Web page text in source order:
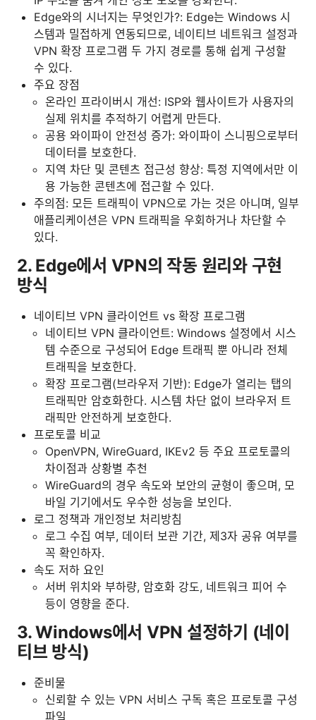
Edge와의 시너지는 무엇인가?: Edge는 Windows 시
스템과 밀접하게 연동되므로, 네이티브 네트워크 설정과
VPN 확장 프로그램 두 가지 경로를 통해 쉽게 구성할
수 있다.
주요 장점
온라인 프라이버시 개선: ISP와 웹사이트가 사용자의
실제 위치를 추적하기 어렵게 만든다.
공용 와이파이 안전성 증가: 와이파이 스니핑으로부터
데이터를 보호한다.
지역 차단 및 콘텐츠 접근성 향상: 특정 지역에서만 이
용 가능한 콘텐츠에 접근할 수 있다.
주의점: 모든 트래픽이 VPN으로 가는 것은 아니며, 일부
애플리케이션은 VPN 트래픽을 우회하거나 차단할 수
있다.
2. Edge에서 VPN의 작동 원리와 구현
방식
네이티브 VPN 클라이언트 vs 확장 프로그램
네이티브 VPN 클라이언트: Windows 설정에서 시스
템 수준으로 구성되어 Edge 트래픽 뿐 아니라 전체
트래픽을 보호한다.
확장 프로그램(브라우저 기반): Edge가 열리는 탭의
트래픽만 암호화한다. 시스템 차단 없이 브라우저 트
래픽만 안전하게 보호한다.
프로토콜 비교
OpenVPN, WireGuard, IKEv2 등 주요 프로토콜의
차이점과 상황별 추천
WireGuard의 경우 속도와 보안의 균형이 좋으며, 모
바일 기기에서도 우수한 성능을 보인다.
로그 정책과 개인정보 처리방침
로그 수집 여부, 데이터 보관 기간, 제3자 공유 여부를
꼭 확인하자.
속도 저하 요인
서버 위치와 부하량, 암호화 강도, 네트워크 피어 수
등이 영향을 준다.
3. Windows에서 VPN 설정하기 (네이
티브 방식)
준비물
신뢰할 수 있는 VPN 서비스 구독 혹은 프로토콜 구성
파일